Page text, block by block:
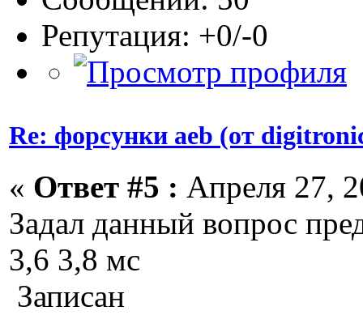
Репутация: +0/-0
Re: форсунки aeb (от
« Ответ #5 : Апреля 27,
Задал данный вопрос
3,6 3,8 мс
Записан